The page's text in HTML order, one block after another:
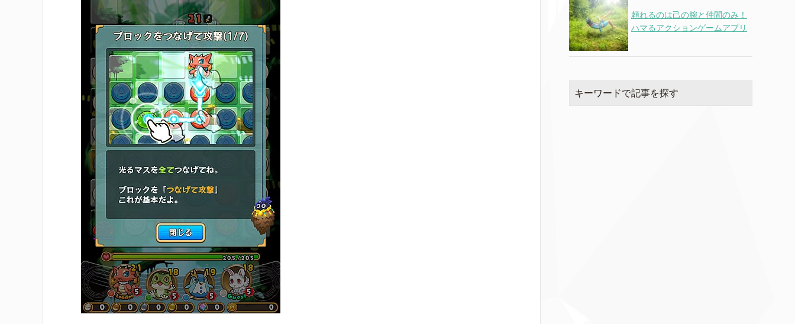
頼れるのは己の腕と仲間のみ！
ハマるアクションゲームアプリ
キーワードで記事を探す